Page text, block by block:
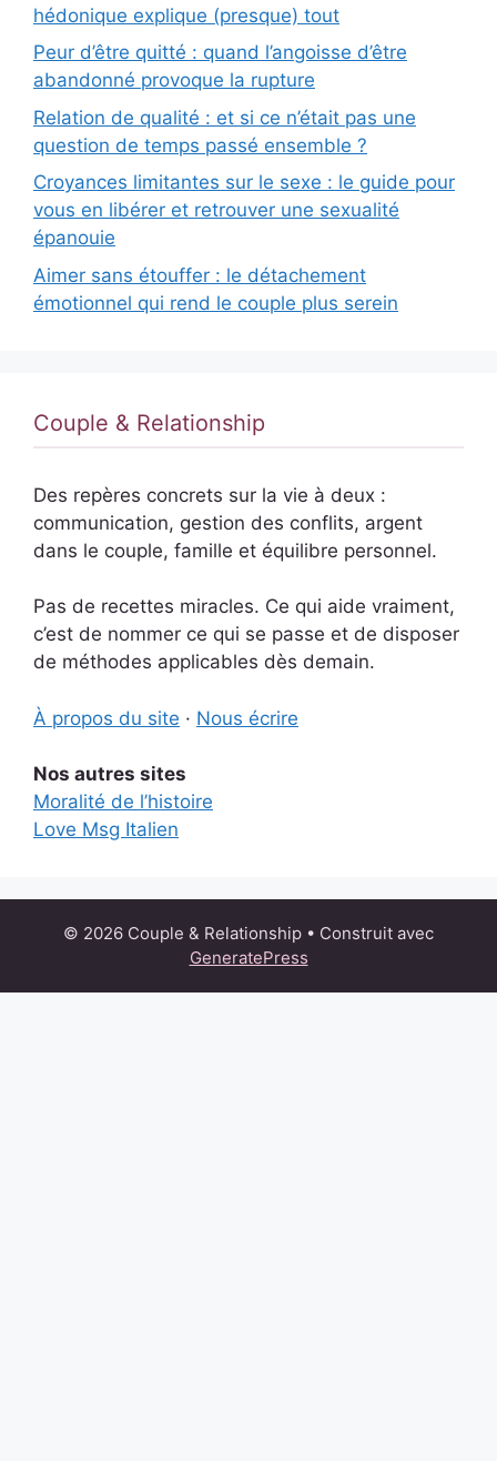
hédonique explique (presque) tout
Peur d’être quitté : quand l’angoisse d’être
abandonné provoque la rupture
Relation de qualité : et si ce n’était pas une
question de temps passé ensemble ?
Croyances limitantes sur le sexe : le guide pour
vous en libérer et retrouver une sexualité
épanouie
Aimer sans étouffer : le détachement
émotionnel qui rend le couple plus serein
Couple & Relationship
Des repères concrets sur la vie à deux :
communication, gestion des conflits, argent
dans le couple, famille et équilibre personnel.
Pas de recettes miracles. Ce qui aide vraiment,
c’est de nommer ce qui se passe et de disposer
de méthodes applicables dès demain.
À propos du site · Nous écrire
Nos autres sites
Moralité de l’histoire
Love Msg Italien
© 2026 Couple & Relationship • Construit avec
GeneratePress